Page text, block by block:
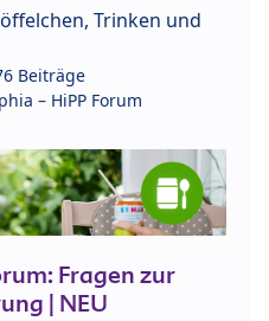
Trinken und
Beiträge
– HiPP Forum
Fragen zur
| NEU